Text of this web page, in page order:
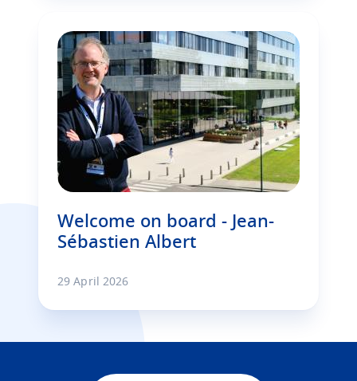
Welcome on board - Jean-
Sébastien Albert
29 April 2026